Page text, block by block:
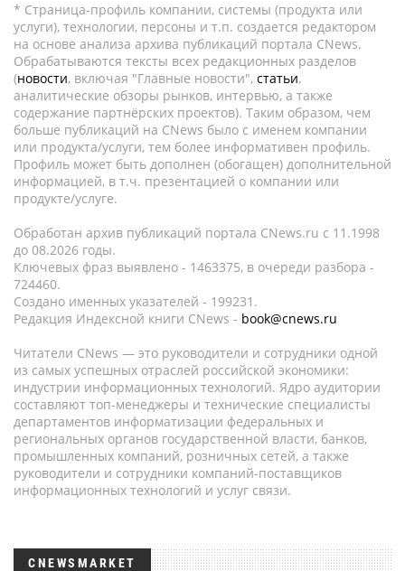
* Страница-профиль компании, системы (продукта или
услуги), технологии, персоны и т.п. создается редактором
на основе анализа архива публикаций портала CNews.
Обрабатываются тексты всех редакционных разделов
(новости, включая "Главные новости", статьи,
аналитические обзоры рынков, интервью, а также
содержание партнёрских проектов). Таким образом, чем
больше публикаций на CNews было с именем компании
или продукта/услуги, тем более информативен профиль.
Профиль может быть дополнен (обогащен) дополнительной
информацией, в т.ч. презентацией о компании или
продукте/услуге.
Обработан архив публикаций портала CNews.ru c 11.1998
до 08.2026 годы.
Ключевых фраз выявлено - 1463375, в очереди разбора -
724460.
Создано именных указателей - 199231.
Редакция Индексной книги CNews - book@cnews.ru
Читатели CNews — это руководители и сотрудники одной
из самых успешных отраслей российской экономики:
индустрии информационных технологий. Ядро аудитории
составляют топ-менеджеры и технические специалисты
департаментов информатизации федеральных и
региональных органов государственной власти, банков,
промышленных компаний, розничных сетей, а также
руководители и сотрудники компаний-поставщиков
информационных технологий и услуг связи.
CNEWSMARKET